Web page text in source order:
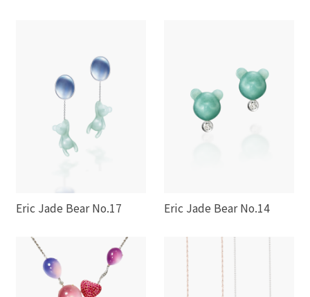
Eric Jade Bear No.17 Eric Jade Bear No.14